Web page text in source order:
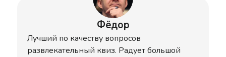
Фёдор
Лучший по качеству вопросов
развлекательный квиз. Радует большой